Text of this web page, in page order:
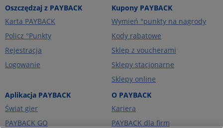
Oszczędzaj z PAYBACK
Karta PAYBACK
Policz °Punkty
Rejestracja
Logowanie
Kupony PAYBACK
Wymień °punkty na nagrody
Kody rabatowe
Sklep z voucherami
Sklepy stacjonarne
Sklepy online
Aplikacja PAYBACK
Świat gier
PAYBACK GO
O PAYBACK
Kariera
PAYBACK dla firm